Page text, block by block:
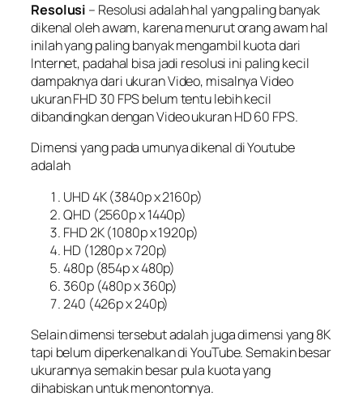
Resolusi – Resolusi adalah hal yang paling banyak
dikenal oleh awam, karena menurut orang awam hal
inilah yang paling banyak mengambil kuota dari
Internet, padahal bisa jadi resolusi ini paling kecil
dampaknya dari ukuran Video, misalnya Video
ukuran FHD 30 FPS belum tentu lebih kecil
dibandingkan dengan Video ukuran HD 60 FPS.
Dimensi yang pada umunya dikenal di Youtube
adalah
UHD 4K (3840p x 2160p)
QHD (2560p x 1440p)
FHD 2K (1080p x 1920p)
HD (1280p x 720p)
480p (854p x 480p)
360p (480p x 360p)
240 (426p x 240p)
Selain dimensi tersebut adalah juga dimensi yang 8K
tapi belum diperkenalkan di YouTube. Semakin besar
ukurannya semakin besar pula kuota yang
dihabiskan untuk menontonnya.